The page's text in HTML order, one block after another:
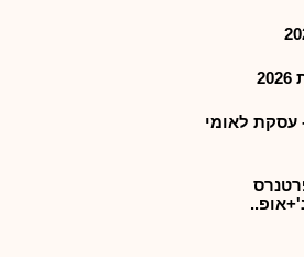
לאומי